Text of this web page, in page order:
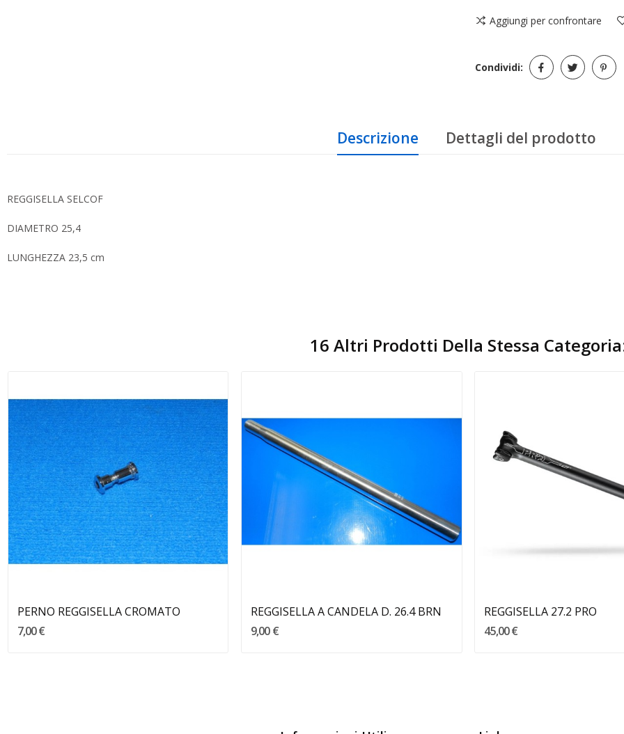
Aggiungi per confrontare
Condividi:
Descrizione Dettagli del prodotto
REGGISELLA SELCOF
DIAMETRO 25,4
LUNGHEZZA 23,5 cm
16 Altri Prodotti Della Stessa
Aggiungi Al Carrello
PERNO REGGISELLA CROMATO
7,00 €
REGGISELLA A CANDELA D. 26.4 BRN
9,00 €
REGGISELLA 27.2 PRO
45,00 €